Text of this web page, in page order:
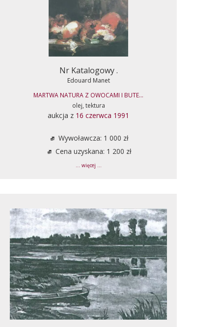
Nr Katalogowy .
Edouard Manet
MARTWA NATURA Z OWOCAMI I BUTE...
olej, tektura
aukcja z 16 czerwca 1991
Wywoławcza: 1 000 zł
Cena uzyskana: 1 200 zł
... więcej ...